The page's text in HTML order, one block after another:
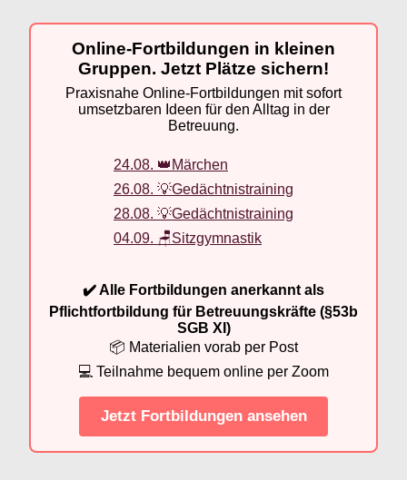
Online-Fortbildungen in kleinen
Gruppen. Jetzt Plätze sichern!
Praxisnahe Online-Fortbildungen mit sofort
umsetzbaren Ideen für den Alltag in der
Betreuung.
24.08. 👑Märchen
26.08. 💡Gedächtnistraining
28.08. 💡Gedächtnistraining
04.09. 🪑Sitzgymnastik
✔️ Alle Fortbildungen anerkannt als
Pflichtfortbildung für Betreuungskräfte (§53b
SGB XI)
📦 Materialien vorab per Post
💻 Teilnahme bequem online per Zoom
Jetzt Fortbildungen ansehen